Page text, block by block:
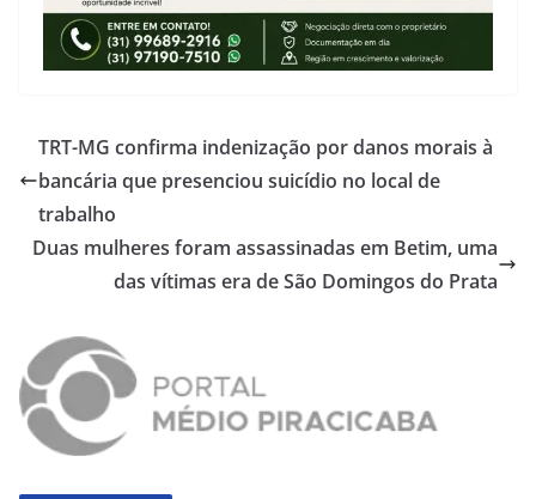
TRT-MG confirma indenização por danos morais à
bancária que presenciou suicídio no local de
trabalho
Duas mulheres foram assassinadas em Betim, uma
das vítimas era de São Domingos do Prata